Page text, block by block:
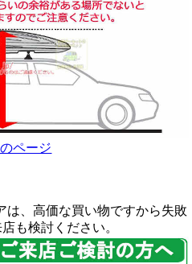
ページ
は、高価な買い物ですから失敗
も検討ください。